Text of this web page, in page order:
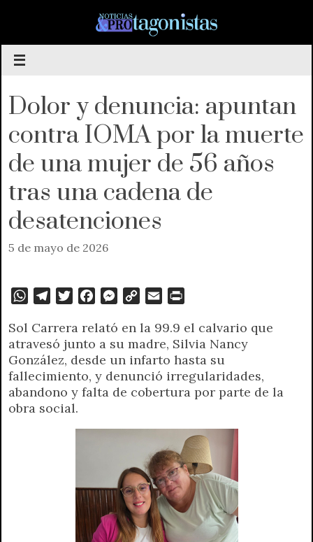
contenido
Dolor y denuncia: apuntan
contra IOMA por la muerte
de una mujer de 56 años
tras una cadena de
desatenciones
5 de mayo de 2026
W
a
t
s
A
p
p
l
e
g
r
a
m
i
t
t
e
r
c
e
b
o
o
M
s
s
e
n
g
r
p
y
L
i
n
a
i
l
i
n
t
F
r
e
n
d
l
y
Sol Carrera relató en la 99.9 el calvario que
atravesó junto a su madre, Silvia Nancy
González, desde un infarto hasta su
fallecimiento, y denunció irregularidades,
abandono y falta de cobertura por parte de la
obra social.